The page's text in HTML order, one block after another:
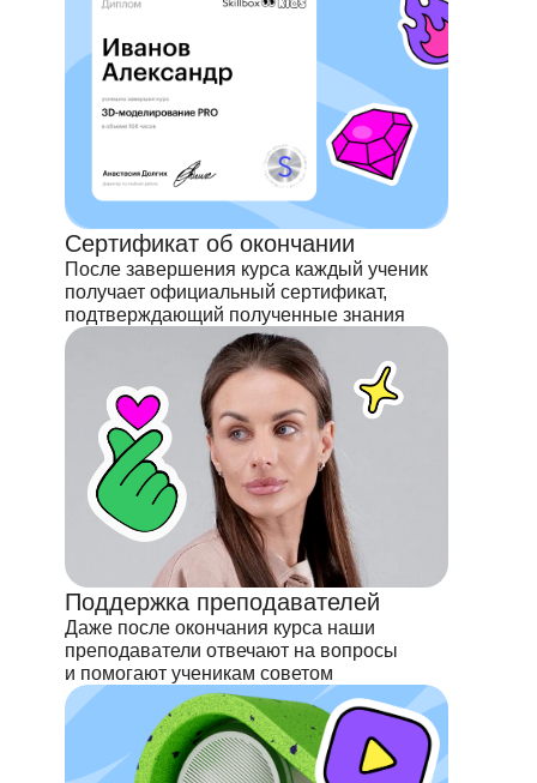
Сертификат об окончании
После завершения курса каждый ученик
получает официальный сертификат,
подтверждающий полученные знания
Поддержка преподавателей
Даже после окончания курса наши
преподаватели отвечают на вопросы
и помогают ученикам советом